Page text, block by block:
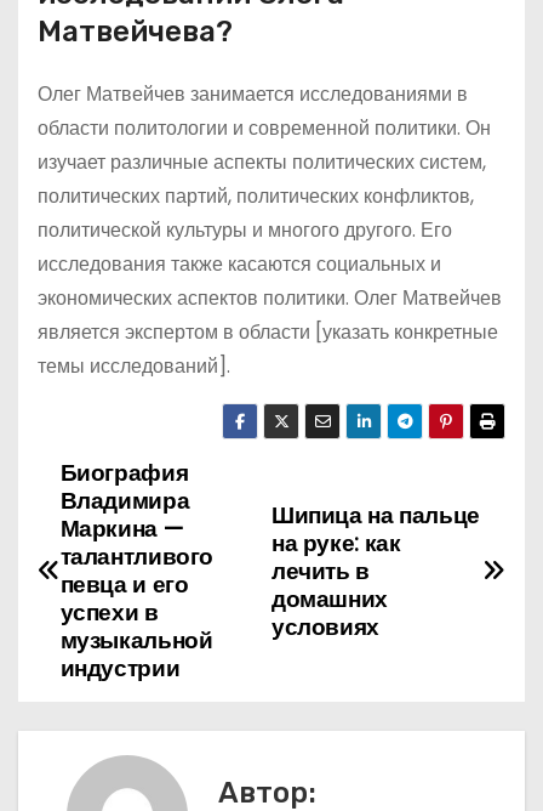
Матвейчева?
Олег Матвейчев занимается исследованиями в
области политологии и современной политики. Он
изучает различные аспекты политических систем,
политических партий, политических конфликтов,
политической культуры и многого другого. Его
исследования также касаются социальных и
экономических аспектов политики. Олег Матвейчев
является экспертом в области [указать конкретные
темы исследований].
Н
в
а
Шипица на пальце
на руке: как
лечить в
домашних
условиях
Биография
Владимира
Маркина —
талантливого
певца и его
успехи в
музыкальной
индустрии
Автор: